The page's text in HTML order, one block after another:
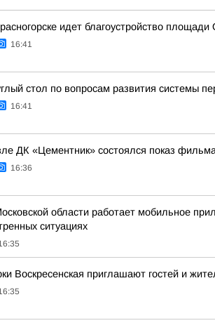
идет благоустройство
16:41
стол по вопросам развития системы
16:41
ДК «Цементник» состоялся показ
16:36
области работает мобильное
ситуациях
Воскресенская приглашают гостей и